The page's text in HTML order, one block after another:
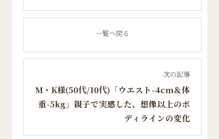
一覧へ戻る
次の記事
M・K様(50代/10代)「ウエスト-4cm＆体
重-5kg」親子で実感した、想像以上のボ
ディラインの変化